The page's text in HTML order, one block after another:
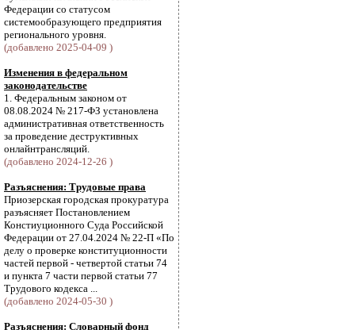
Федерации со статусом
системообразующего предприятия
регионального уровня.
(добавлено 2025-04-09 )
Изменения в федеральном
законодательстве
1. Федеральным законом от
08.08.2024 № 217-ФЗ установлена
административная ответственность
за проведение деструктивных
онлайнтрансляций.
(добавлено 2024-12-26 )
Разъяснения: Трудовые права
Приозерская городская прокуратура
разъясняет Постановлением
Констиуционного Суда Российской
Федерации от 27.04.2024 № 22-П «По
делу о проверке конституционности
частей первой - четвертой статьи 74
и пункта 7 части первой статьи 77
Трудового кодекса ...
(добавлено 2024-05-30 )
Разъяснения: Словарный фонд